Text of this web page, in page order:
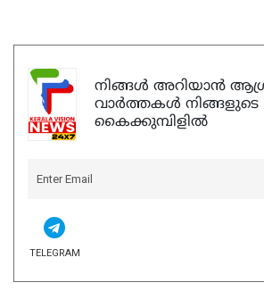
നിങ്ങൾ അറിയാൻ
വാർത്തകൾ നിങ്ങളുടെ
കൈക്കുമ്പിളിൽ
TELEGRAM